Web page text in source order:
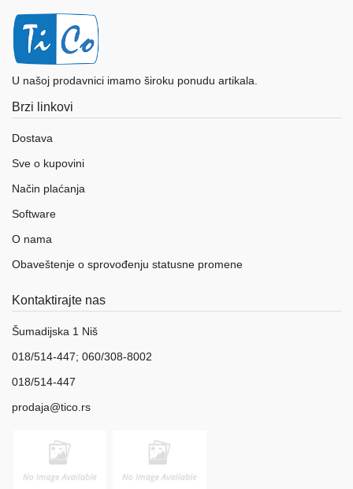
U našoj prodavnici imamo široku ponudu artikala.
Brzi linkovi
Dostava
Sve o kupovini
Način plaćanja
Software
O nama
Obaveštenje o sprovođenju statusne promene
Kontaktirajte nas
Šumadijska 1 Niš
018/514-447; 060/308-8002
018/514-447
prodaja@tico.rs